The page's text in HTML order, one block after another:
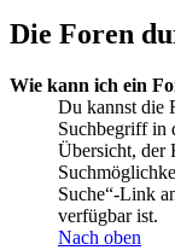
Die Foren
Wie kann ich ein
Du kannst die
Suchbegriff in
Übersicht, der
Suche“-Link
verfügbar ist.
Nach oben